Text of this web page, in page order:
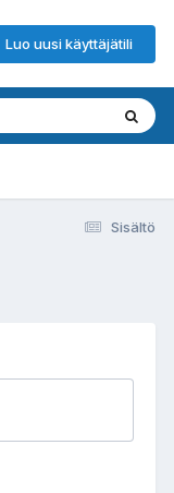
Luo uusi käyttäjätili
Sisältö